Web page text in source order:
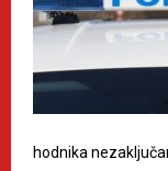
hodnika